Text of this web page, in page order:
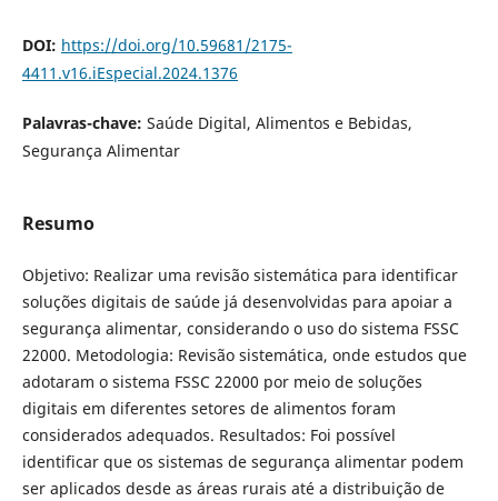
DOI: https://doi.org/10.59681/2175-
4411.v16.iEspecial.2024.1376
Palavras-chave: Saúde Digital, Alimentos e Bebidas,
Segurança Alimentar
Resumo
Objetivo: Realizar uma revisão sistemática para identificar
soluções digitais de saúde já desenvolvidas para apoiar a
segurança alimentar, considerando o uso do sistema FSSC
22000. Metodologia: Revisão sistemática, onde estudos que
adotaram o sistema FSSC 22000 por meio de soluções
digitais em diferentes setores de alimentos foram
considerados adequados. Resultados: Foi possível
identificar que os sistemas de segurança alimentar podem
ser aplicados desde as áreas rurais até a distribuição de